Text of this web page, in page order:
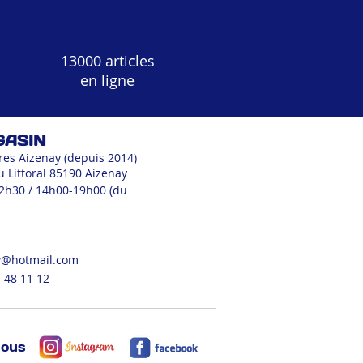
13000 articles
en ligne
Aizenay (depuis 2014)
Littoral 85190 Aizenay
/ 14h00-19h00 (du
48 11 12